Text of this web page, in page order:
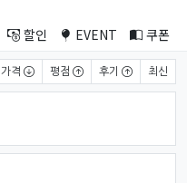
할인 EVENT 쿠폰
가격 평점 후기 최신